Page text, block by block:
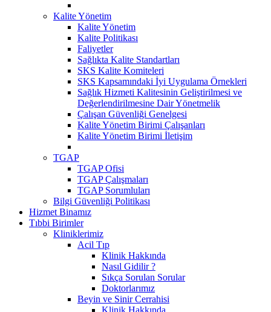
Kalite Yönetim
Kalite Yönetim
Kalite Politikası
Faliyetler
Sağlıkta Kalite Standartları
SKS Kalite Komiteleri
SKS Kapsamındaki İyi Uygulama Örnekleri
Sağlık Hizmeti Kalitesinin Geliştirilmesi ve
Değerlendirilmesine Dair Yönetmelik
Çalışan Güvenliği Genelgesi
Kalite Yönetim Birimi Çalışanları
Kalite Yönetim Birimi İletişim
TGAP
TGAP Ofisi
TGAP Çalışmaları
TGAP Sorumluları
Bilgi Güvenliği Politikası
Hizmet Binamız
Tıbbi Birimler
Kliniklerimiz
Acil Tıp
Klinik Hakkında
Nasıl Gidilir ?
Sıkça Sorulan Sorular
Doktorlarımız
Beyin ve Sinir Cerrahisi
Klinik Hakkında